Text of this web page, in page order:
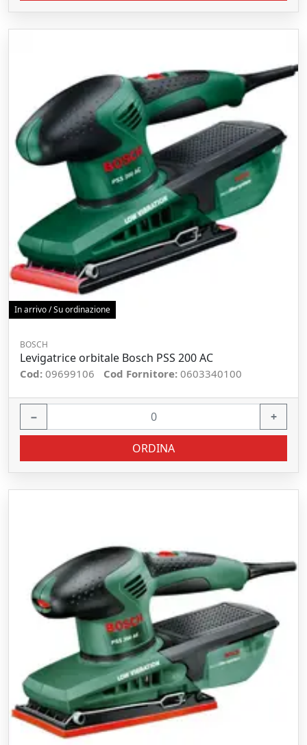
In arrivo / Su ordinazione
BOSCH
Levigatrice orbitale Bosch PSS 200 AC
Cod: 09699106 Cod Fornitore: 0603340100
− +
ORDINA